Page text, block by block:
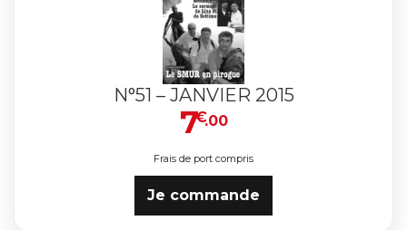
N°51 – JANVIER 2015
7€.00
Frais de port compris
Je commande